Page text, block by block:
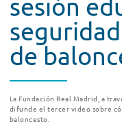
de
La Fundación Real Madrid, a
difunde el tercer video sobre
baloncesto.